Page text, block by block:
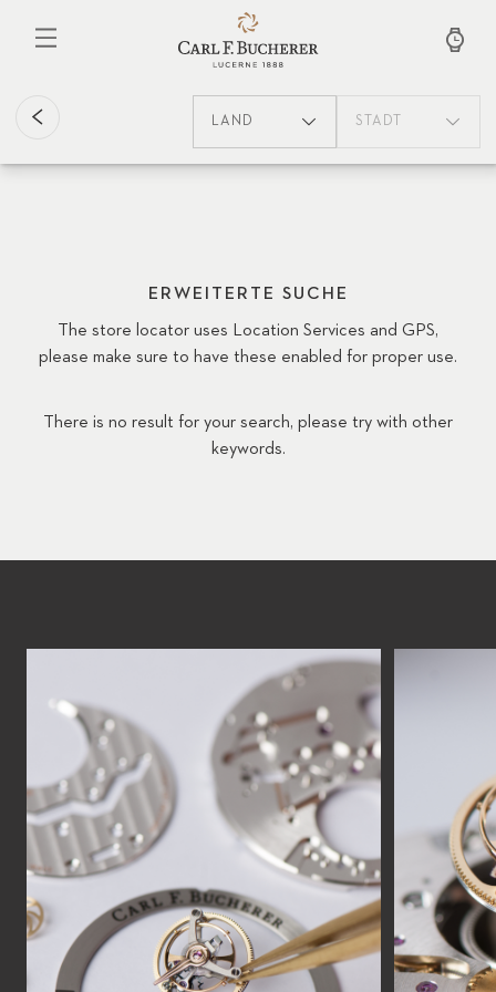
LAND STADT
ERWEITERTE SUCHE
The store locator uses Location Services and GPS,
please make sure to have these enabled for proper use.
There is no result for your search, please try with other
keywords.